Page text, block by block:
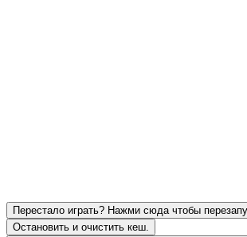
Перестало играть? Нажми сюда чтобы
Остановить и очистить кеш.